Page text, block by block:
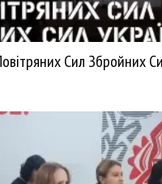
Сил Збройних